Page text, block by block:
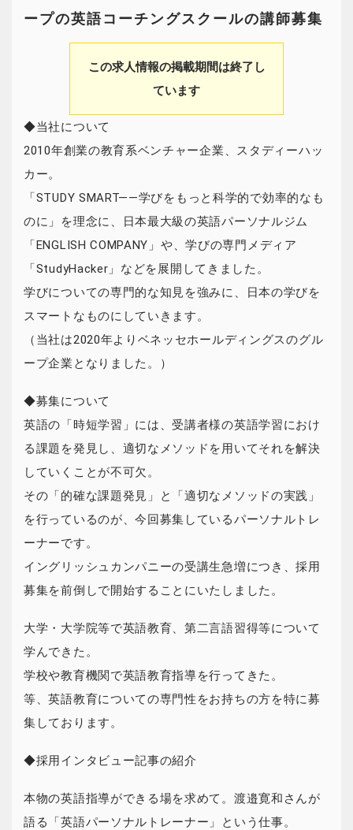
ープの英語コーチングスクールの講師募集
この求人情報の掲載期間は終了し
ています
◆当社について
2010年創業の教育系ベンチャー企業、スタディーハッ
カー。
「STUDY SMART——学びをもっと科学的で効率的なも
のに」を理念に、日本最大級の英語パーソナルジム
「ENGLISH COMPANY」や、学びの専門メディア
「StudyHacker」などを展開してきました。
学びについての専門的な知見を強みに、日本の学びを
スマートなものにしていきます。
（当社は2020年よりベネッセホールディングスのグル
ープ企業となりました。）
◆募集について
英語の「時短学習」には、受講者様の英語学習におけ
る課題を発見し、適切なメソッドを用いてそれを解決
していくことが不可欠。
その「的確な課題発見」と「適切なメソッドの実践」
を行っているのが、今回募集しているパーソナルトレ
ーナーです。
イングリッシュカンパニーの受講生急増につき、採用
募集を前倒しで開始することにいたしました。
大学・大学院等で英語教育、第二言語習得等について
学んできた。
学校や教育機関で英語教育指導を行ってきた。
等、英語教育についての専門性をお持ちの方を特に募
集しております。
◆採用インタビュー記事の紹介
本物の英語指導ができる場を求めて。渡邉寛和さんが
語る「英語パーソナルトレーナー」という仕事。